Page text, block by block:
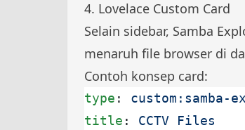
4. Lovelace Custom Card
Selain sidebar, Samba
menaruh file browser di
Contoh konsep card:
type : custom:samba-
title : CCTV Files